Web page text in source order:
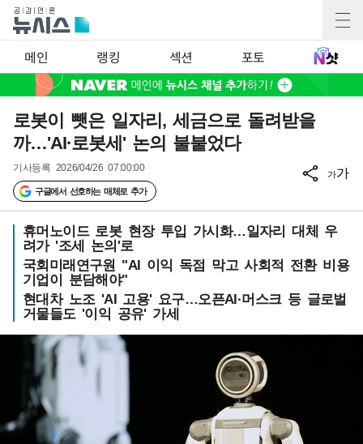
메인 랭킹 섹션 포토
로봇이 뺏은 일자리, 세금으로 돌려받을
까…'AI·로봇세' 논의 불붙었다
기사등록 2026/04/26 07:00:00
구글에서 선호하는 매체로 추가
가가
휴머노이드 로봇 현장 투입 가시화…일자리 대체 우
려가 '조세 논의'로
국회미래연구원 "AI 이익 독점 막고 사회적 전환 비용
기업이 분담해야"
현대차 노조 'AI 고용' 요구…오픈AI·머스크 등 글로벌
거물들도 '이익 공유' 가세